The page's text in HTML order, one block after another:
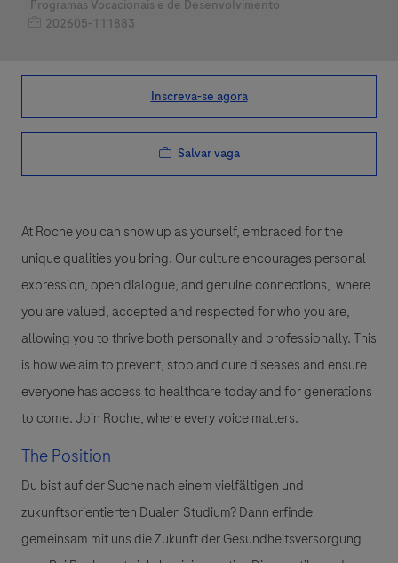
Categoria
Programas Vocacionais e de Desenvolvimento
Job Id202605-111883
Inscreva-se agora
Salvar vaga
At Roche you can show up as yourself, embraced for the
unique qualities you bring. Our culture encourages personal
expression, open dialogue, and genuine connections, where
you are valued, accepted and respected for who you are,
allowing you to thrive both personally and professionally. This
is how we aim to prevent, stop and cure diseases and ensure
everyone has access to healthcare today and for generations
to come. Join Roche, where every voice matters.
The Position
Du bist auf der Suche nach einem vielfältigen und
zukunftsorientierten Dualen Studium?Dann erfinde
gemeinsam mit uns die Zukunft der Gesundheitsversorgung